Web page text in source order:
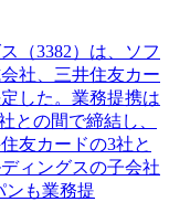
（3382）は、ソフ
社、三井住友カー
した。業務提携は
との間で締結し、
友カードの3社と
ィングスの子会社
ンも業務提